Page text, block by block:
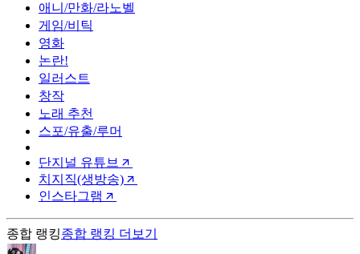
애니/만화/라노벨
게임/비틱
영화
논란!
일러스트
창작
노래 추천
스포/유출/루머
단지널 유튜브
치지직(생방송)
인스타그램
종합 랭킹종합 랭킹 더보기